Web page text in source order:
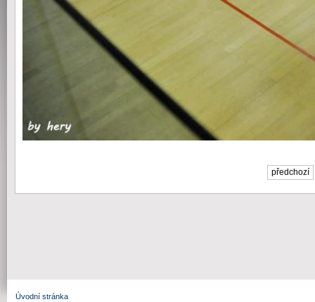
předchozí
Úvodní stránka